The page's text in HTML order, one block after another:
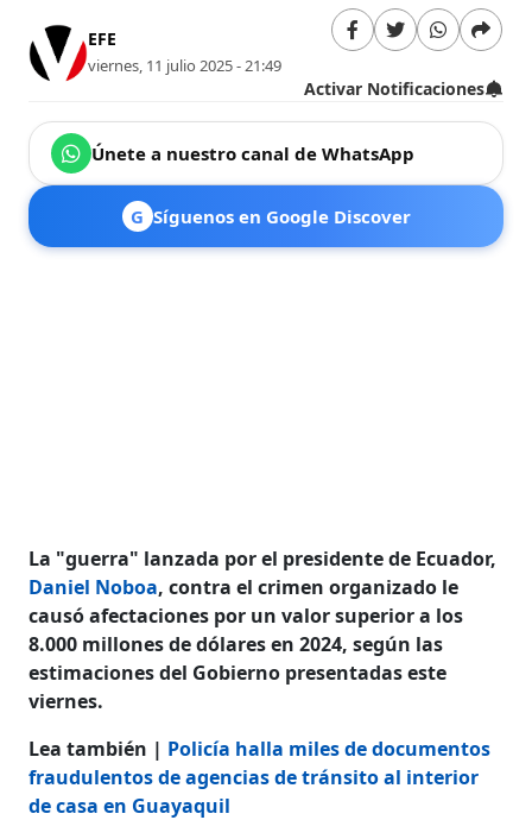
EFE
viernes, 11 julio 2025 - 21:49
Activar Notificaciones
Únete a nuestro canal de WhatsApp
G Síguenos en Google Discover
La "guerra" lanzada por el presidente de Ecuador,
Daniel Noboa, contra el crimen organizado le
causó afectaciones por un valor superior a los
8.000 millones de dólares en 2024, según las
estimaciones del Gobierno presentadas este
viernes.
Lea también | Policía halla miles de documentos
fraudulentos de agencias de tránsito al interior
de casa en Guayaquil